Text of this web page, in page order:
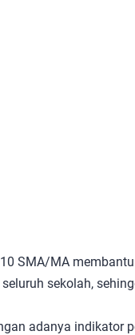
SMA/MA
sekolah,
adanya indikator